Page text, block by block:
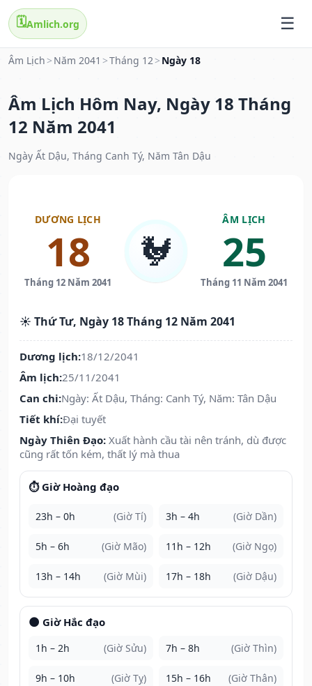
🗓️Amlich.org
Âm Lịch > Năm 2041 >Tháng 12> Ngày 18
Âm Lịch Hôm Nay, Ngày 18 Tháng
12 Năm 2041
Ngày Ất Dậu, Tháng Canh Tý, Năm Tân Dậu
DƯƠNG LỊCH
18
Tháng 12 Năm 2041
🐓
ÂM LỊCH
25
Tháng 11 Năm 2041
☀️ Thứ Tư, Ngày 18 Tháng 12 Năm 2041
Dương lịch:18/12/2041
Âm lịch:25/11/2041
Can chi:Ngày: Ất Dậu, Tháng: Canh Tý, Năm: Tân Dậu
Tiết khí:Đại tuyết
Ngày Thiên Đạo: Xuất hành cầu tài nên tránh, dù được
cũng rất tốn kém, thất lý mà thua
⏱️ Giờ Hoàng đạo
23h – 0h (Giờ Tí) 3h – 4h (Giờ Dần)
5h – 6h (Giờ Mão) 11h – 12h (Giờ Ngọ)
13h – 14h (Giờ Mùi) 17h – 18h (Giờ Dậu)
🌑 Giờ Hắc đạo
1h – 2h (Giờ Sửu) 7h – 8h (Giờ Thìn)
9h – 10h (Giờ Tỵ) 15h – 16h (Giờ Thân)